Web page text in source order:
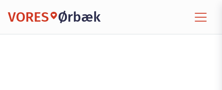
VORES Ørbæk